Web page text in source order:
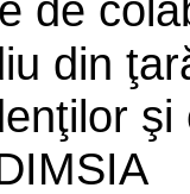
din